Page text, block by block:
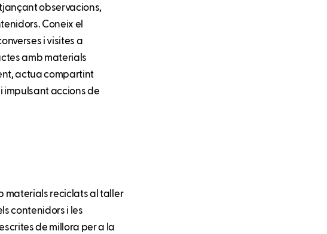
observacions,
Coneix el
i visites a
amb materials
actua compartint
impulsant accions de
materials reciclats al taller
contenidors i les
de millora per a la